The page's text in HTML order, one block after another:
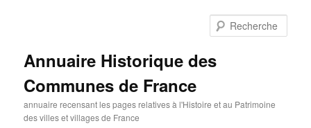
Annuaire Historique des
Communes de France
annuaire recensant les pages relatives à l'Histoire et au Patrimoine
des villes et villages de France